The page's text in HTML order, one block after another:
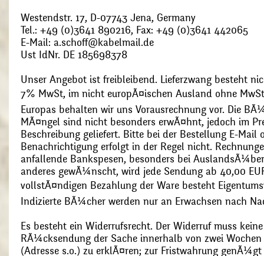
Westendstr. 17, D-07743 Jena, Germany
Tel.: +49 (0)3641 890216, Fax: +49 (0)3641 442065
E-Mail: a.schoff@kabelmail.de
Ust IdNr. DE 185698378
Unser Angebot ist freibleibend. Lieferzwang besteht
7% MwSt, im nicht europÃ¤ischen Ausland ohne
Europas behalten wir uns Vorausrechnung vor. Die
MÃ¤ngel sind nicht besonders erwÃ¤hnt, jedoch im
Beschreibung geliefert. Bitte bei der Bestellung E-Mail
Benachrichtigung erfolgt in der Regel nicht.
anfallende Bankspesen, besonders bei
anderes gewÃ¼nscht, wird jede Sendung ab 40,00
vollstÃ¤ndigen Bezahlung der Ware besteht
Indizierte BÃ¼cher werden nur an Erwachsen nach
Es besteht ein Widerrufsrecht. Der Widerruf muss
RÃ¼cksendung der Sache innerhalb von zwei
(Adresse s.o.) zu erklÃ¤ren; zur Fristwahrung